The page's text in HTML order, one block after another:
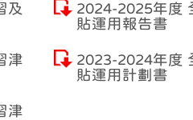
及
2024-2025年度
貼運用報告書
津
2023-2024年度
貼運用計劃書
津